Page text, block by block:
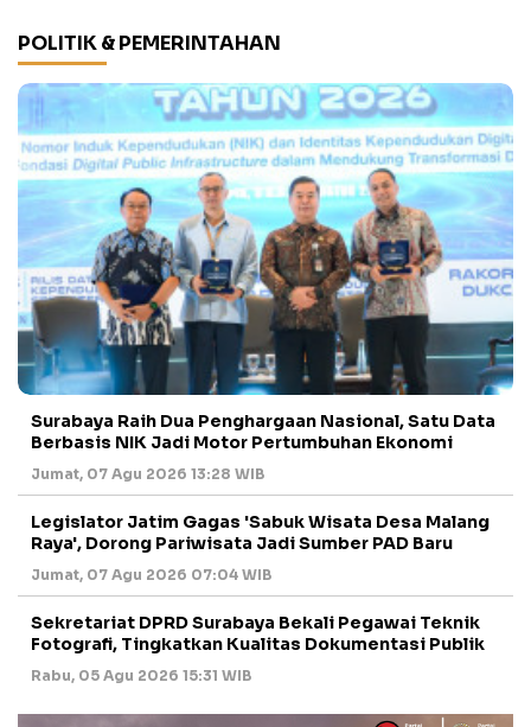
POLITIK & PEMERINTAHAN
Surabaya Raih Dua Penghargaan Nasional, Satu Data
Berbasis NIK Jadi Motor Pertumbuhan Ekonomi
Jumat, 07 Agu 2026 13:28 WIB
Legislator Jatim Gagas 'Sabuk Wisata Desa Malang
Raya', Dorong Pariwisata Jadi Sumber PAD Baru
Jumat, 07 Agu 2026 07:04 WIB
Sekretariat DPRD Surabaya Bekali Pegawai Teknik
Fotografi, Tingkatkan Kualitas Dokumentasi Publik
Rabu, 05 Agu 2026 15:31 WIB